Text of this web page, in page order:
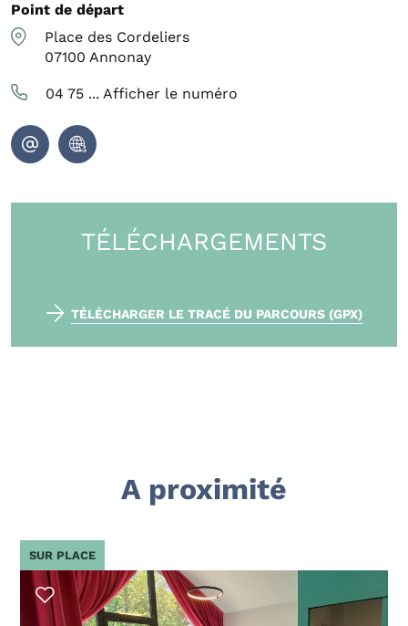
Point de départ
Place des Cordeliers
07100 Annonay
04 75 ... Afficher le numéro
TÉLÉCHARGEMENTS
TÉLÉCHARGER LE TRACÉ DU PARCOURS (GPX)
A proximité
SUR PLACE